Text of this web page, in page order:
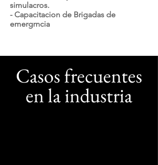
simulacros.
- Capacitacion de Brigadas de
emergrncia
Casos frecuentes
en la industria